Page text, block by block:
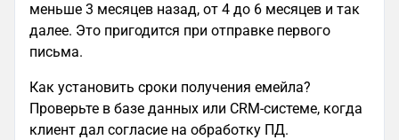
меньше 3 месяцев назад, от 4 до 6 месяцев и так
далее. Это пригодится при отправке первого
письма.
Как установить сроки получения емейла?
Проверьте в базе данных или CRM-системе, когда
клиент дал согласие на обработку ПД.